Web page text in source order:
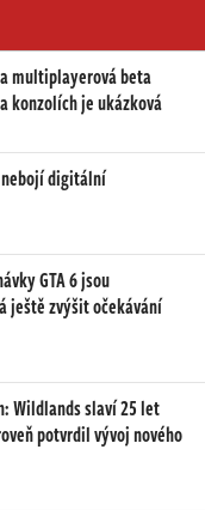
multiplayerová beta
konzolích je ukázková
nebojí digitální
GTA 6 jsou
ještě zvýšit očekávání
Wildlands slaví 25 let
potvrdil vývoj nového